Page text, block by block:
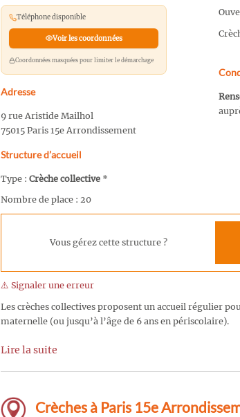
Téléphone disponible
Voir les coordonnées
Coordonnées masquées pour limiter le démarchage
Adresse
9 rue Aristide Mailhol
75015 Paris 15e Arrondissement
Structure d’accueil
Type : Crèche collective *
Nombre de place : 20
Vous gérez cette structure ?
⚠️ Signaler une erreur
Les crèches collectives proposent un accueil régulier
maternelle (ou jusqu’à l’âge de 6 ans en périscolaire).
Lire la suite
Crèches à Paris 15e